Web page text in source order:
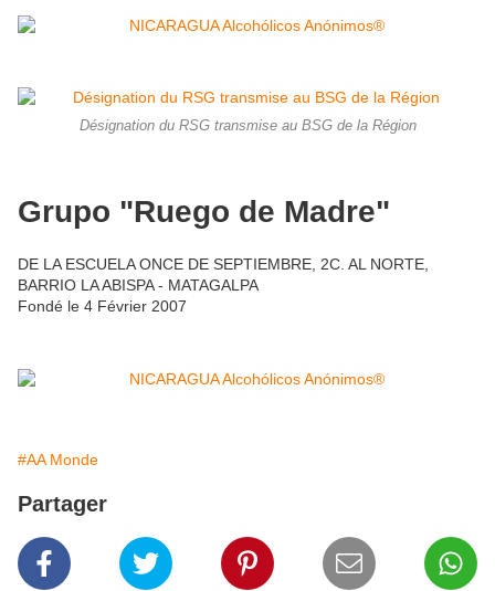
Désignation du RSG transmise au BSG de la Région
Grupo "Ruego de Madre"
DE LA ESCUELA ONCE DE SEPTIEMBRE, 2C. AL NORTE,
BARRIO LA ABISPA - MATAGALPA
Fondé le 4 Février 2007
#AA Monde
Partager